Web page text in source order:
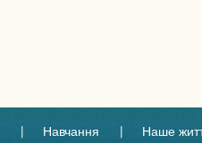
Навчання Наше